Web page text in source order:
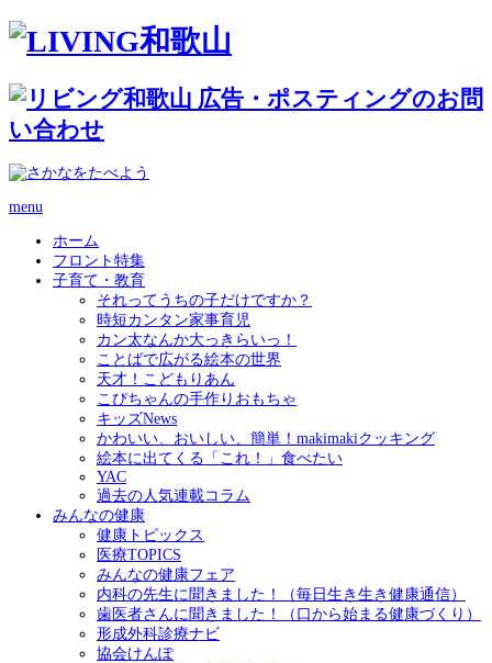
menu
ホーム
フロント特集
子育て・教育
それってうちの子だけですか？
時短カンタン家事育児
カン太なんか大っきらいっ！
ことばで広がる絵本の世界
天才！こどもりあん
こぴちゃんの手作りおもちゃ
キッズNews
かわいい、おいしい、簡単！makimakiクッキング
絵本に出てくる「これ！」食べたい
YAC
過去の人気連載コラム
みんなの健康
健康トピックス
医療TOPICS
みんなの健康フェア
内科の先生に聞きました！（毎日生き生き健康通信）
歯医者さんに聞きました！（口から始まる健康づくり）
形成外科診療ナビ
協会けんぽ